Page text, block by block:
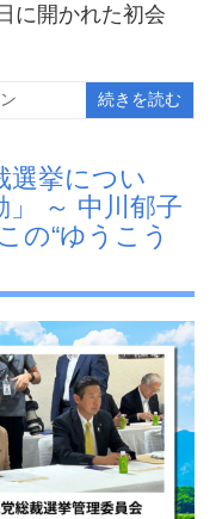
に開かれた初会
続きを読む
挙につい
～ 中川郁子
の“ゆうこう